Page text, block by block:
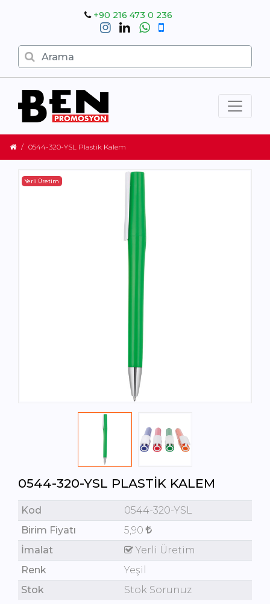
+90 216 473 0 236
0544-320-YSL Plastik Kalem
Yerli Üretim
0544-320-YSL PLASTIK KALEM
Kod
0544-320-YSL
Birim Fiyatı
5,90
İmalat
Yerli Üretim
Renk
Yeşil
Stok
Stok Sorunuz